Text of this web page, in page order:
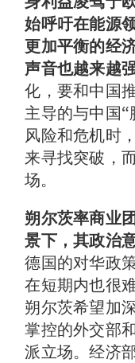
始呼吁在能源
更加平衡的经
声音也越来越强
化，要和中国
主导的与中国
风险和危机时
来寻找突破，
场。
朔尔茨率商业
景下，其政治
德国的对华政
在短期内也很
朔尔茨希望加
掌控的外交部
派立场。经济